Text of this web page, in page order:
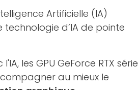
Artificielle (IA)
technologie d’IA de pointe
les GPU GeForce RTX série
au mieux le